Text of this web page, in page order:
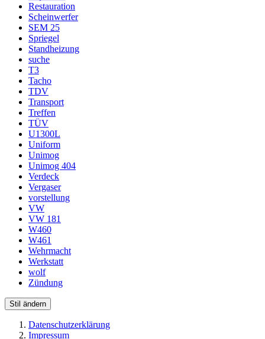
Restauration
Scheinwerfer
SEM 25
Spriegel
Standheizung
suche
T3
Tacho
TDV
Transport
Treffen
TÜV
U1300L
Uniform
Unimog
Unimog 404
Verdeck
Vergaser
vorstellung
VW
VW 181
W460
W461
Wehrmacht
Werkstatt
wolf
Zündung
Stil ändern
Datenschutzerklärung
Impressum